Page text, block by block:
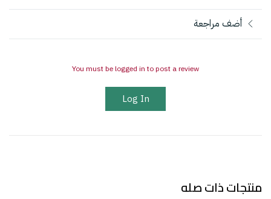
أضف مراجعة
You must be logged in to post a review
Log In
منتجات ذات صله